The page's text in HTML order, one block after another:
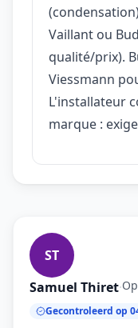
Vaillant ou
qualité/prix).
Viessmann
L'installateur
marque :
ST
Samuel Thiret·
Gecontroleerd op